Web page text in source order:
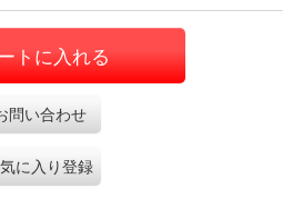
トに入れる
問い合わせ
に入り登録